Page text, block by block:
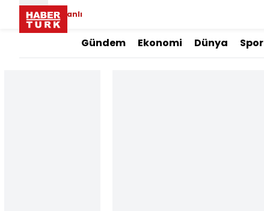
Canlı
Gündem Ekonomi Dünya Spor